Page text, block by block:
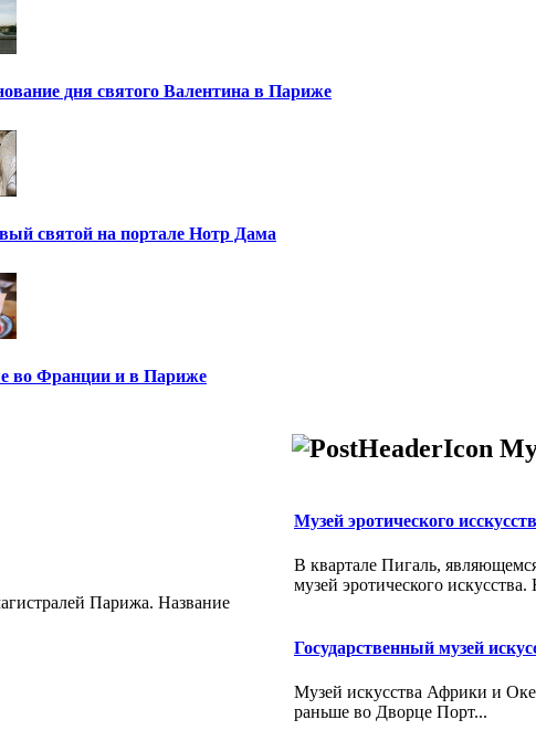
дня святого Валентина в Париже
святой на портале Нотр Дама
во Франции и в Париже
Парижа. Название
Музей эpотического
В квартале Пигаль,
музей эротического
Государственный музей
Музей искусства Африки и
раньше во Дворце Порт...